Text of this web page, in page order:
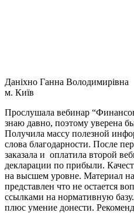
Даніхно Ганна Володимирівна
м. Київ
Прослушала вебинар
знаю давно, поэтому уверена
Получила массу полезной
слова благодарности. После
заказала и оплатила второй
декларации по прибыли.
на высшем уровне. Материал
представлен что не остается
ссылками на нормативную
плюс умение донести.